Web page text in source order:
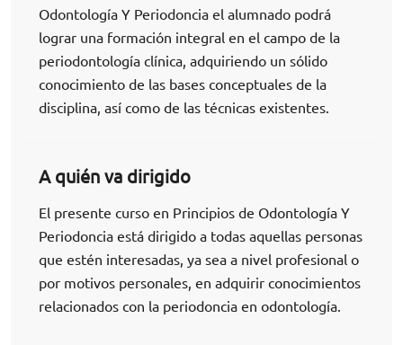
Odontología Y Periodoncia el alumnado podrá
lograr una formación integral en el campo de la
periodontología clínica, adquiriendo un sólido
conocimiento de las bases conceptuales de la
disciplina, así como de las técnicas existentes.
A quién va dirigido
El presente curso en Principios de Odontología Y
Periodoncia está dirigido a todas aquellas personas
que estén interesadas, ya sea a nivel profesional o
por motivos personales, en adquirir conocimientos
relacionados con la periodoncia en odontología.